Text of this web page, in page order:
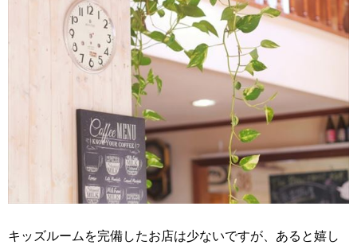
キッズルームを完備したお店は少ないですが、あると嬉し